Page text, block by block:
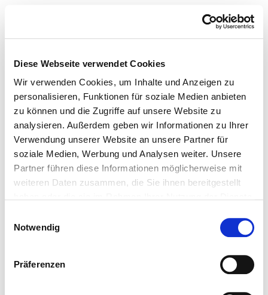
Diese Webseite verwendet Cookies
Wir verwenden Cookies, um Inhalte und Anzeigen zu
personalisieren, Funktionen für soziale Medien anbieten
zu können und die Zugriffe auf unsere Website zu
analysieren. Außerdem geben wir Informationen zu Ihrer
Verwendung unserer Website an unsere Partner für
soziale Medien, Werbung und Analysen weiter. Unsere
Partner führen diese Informationen möglicherweise mit
weiteren Daten zusammen, die Sie ihnen bereitgestellt
Notwendig
Präferenzen